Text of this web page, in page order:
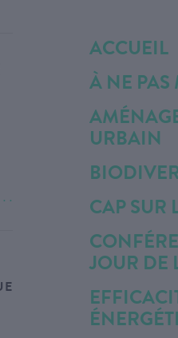
. .
ACCUEIL
À NE
URBAIN
CAP SUR
JOUR DE